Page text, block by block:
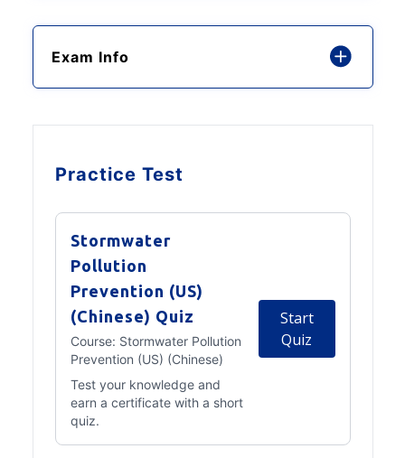
Exam Info
Practice Test
Stormwater
Pollution
Prevention (US)
(Chinese) Quiz
Course: Stormwater Pollution
Prevention (US) (Chinese)
Test your knowledge and
earn a certificate with a short
quiz.
Start
Quiz